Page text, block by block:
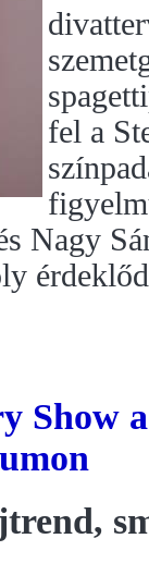
fel a
Nagy
Show